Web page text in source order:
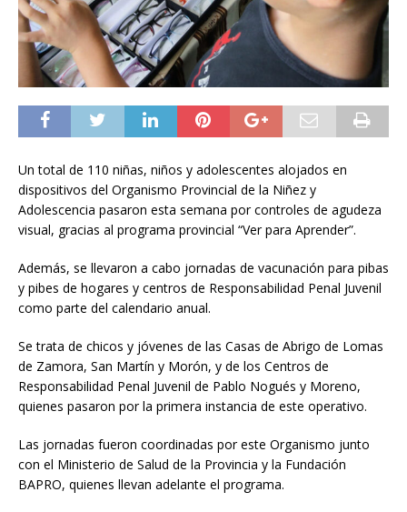
Un total de 110 niñas, niños y adolescentes alojados en
dispositivos del Organismo Provincial de la Niñez y
Adolescencia pasaron esta semana por controles de agudeza
visual, gracias al programa provincial “Ver para Aprender”.
Además, se llevaron a cabo jornadas de vacunación para pibas
y pibes de hogares y centros de Responsabilidad Penal Juvenil
como parte del calendario anual.
Se trata de chicos y jóvenes de las Casas de Abrigo de Lomas
de Zamora, San Martín y Morón, y de los Centros de
Responsabilidad Penal Juvenil de Pablo Nogués y Moreno,
quienes pasaron por la primera instancia de este operativo.
Las jornadas fueron coordinadas por este Organismo junto
con el Ministerio de Salud de la Provincia y la Fundación
BAPRO, quienes llevan adelante el programa.